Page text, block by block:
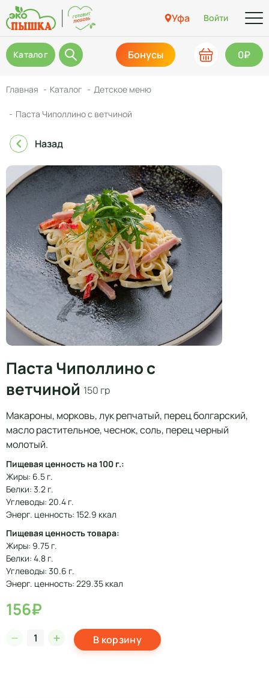
Уфа Войти
Каталог Бонусы 0₽
Главная Каталог Детское меню
Паста Чиполлино с ветчиной
Назад
Паста Чиполлино с
ветчиной 150 гр
Макароны, морковь, лук репчатый, перец болгарский,
масло растительное, чеснок, соль, перец черный
молотый.
Пищевая ценность на 100 г.:
Жиры: 6.5 г.
Белки: 3.2 г.
Углеводы: 20.4 г.
Энерг. ценность: 152.9 ккал
Пищевая ценность товара:
Жиры: 9.75 г.
Белки: 4.8 г.
Углеводы: 30.6 г.
Энерг. ценность: 229.35 ккал
156₽
В корзину